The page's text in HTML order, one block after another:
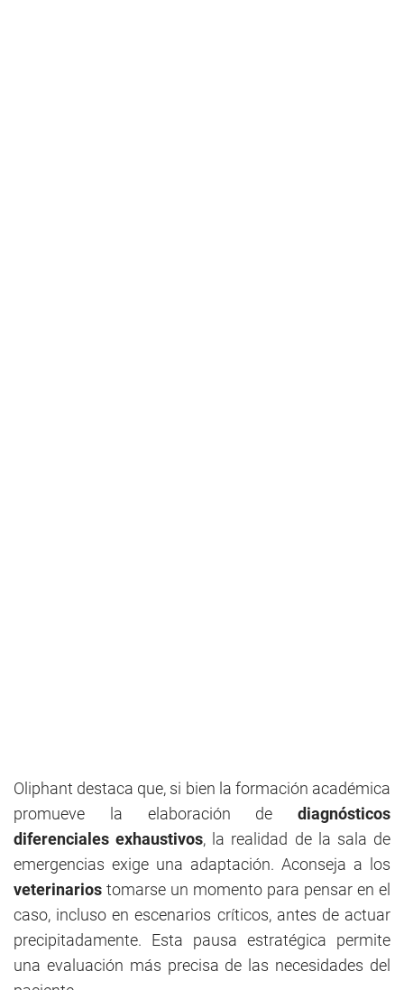
Oliphant destaca que, si bien la formación académica
promueve la elaboración de diagnósticos
diferenciales exhaustivos, la realidad de la sala de
emergencias exige una adaptación. Aconseja a los
veterinarios tomarse un momento para pensar en el
caso, incluso en escenarios críticos, antes de actuar
precipitadamente. Esta pausa estratégica permite
una evaluación más precisa de las necesidades del